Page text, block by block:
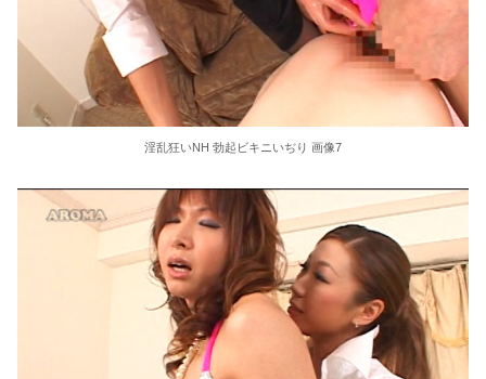
淫乱狂いNH 勃起ビキニいぢり 画像7